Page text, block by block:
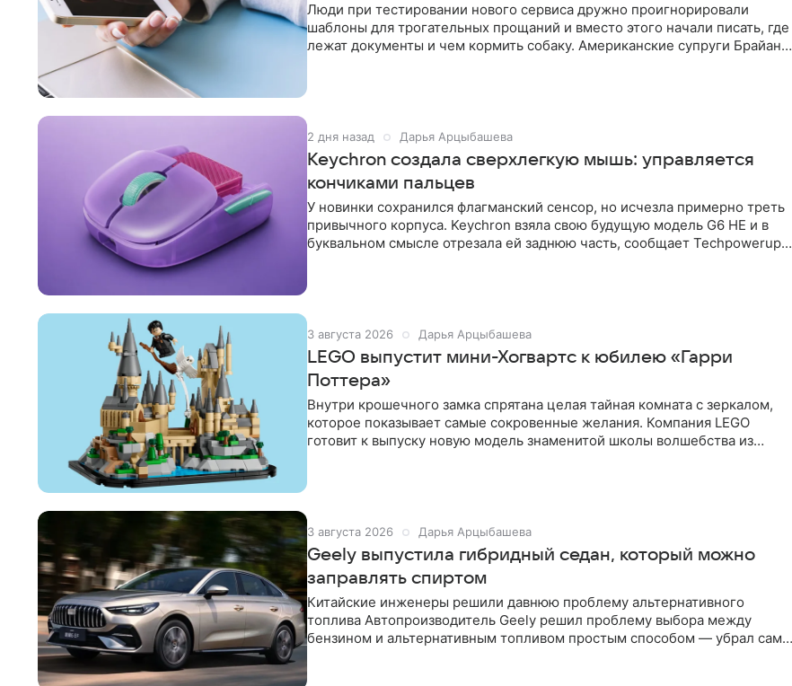
Люди при тестировании нового сервиса дружно проигнорировали
шаблоны для трогательных прощаний и вместо этого начали писать, где
лежат документы и чем кормить собаку. Американские супруги Брайан
2 дня назад Дарья Арцыбашева
Keychron создала сверхлегкую мышь: управляется
кончиками пальцев
У новинки сохранился флагманский сенсор, но исчезла примерно треть
привычного корпуса. Keychron взяла свою будущую модель G6 HE и в
буквальном смысле отрезала ей заднюю часть, сообщает Techpowerup.
3 августа 2026 Дарья Арцыбашева
LEGO выпустит мини-Хогвартс к юбилею «Гарри
Поттера»
Внутри крошечного замка спрятана целая тайная комната с зеркалом,
которое показывает самые сокровенные желания. Компания LEGO
готовит к выпуску новую модель знаменитой школы волшебства из
3 августа 2026 Дарья Арцыбашева
Geely выпустила гибридный седан, который можно
заправлять спиртом
Китайские инженеры решили давнюю проблему альтернативного
топлива Автопроизводитель Geely решил проблему выбора между
бензином и альтернативным топливом простым способом — убрал сам